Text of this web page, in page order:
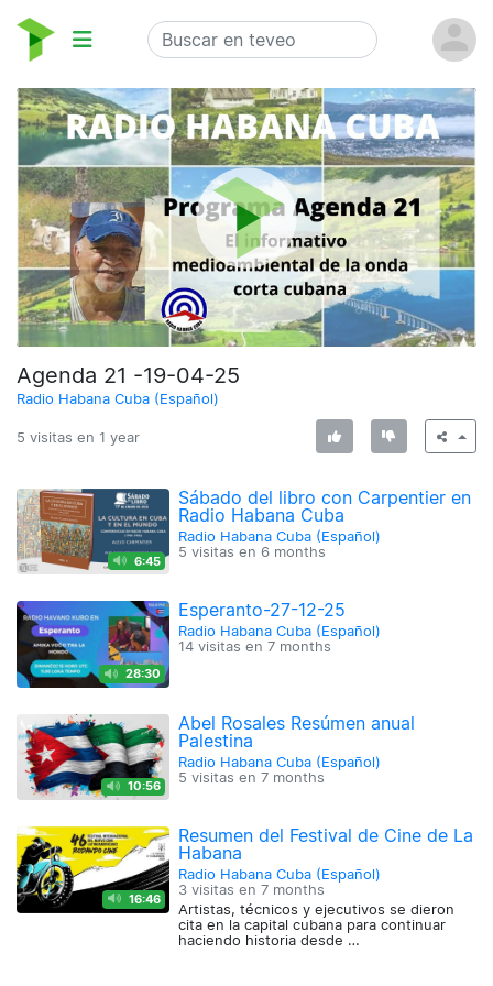
Agenda 21 -19-04-25
Radio Habana Cuba (Español)
5 visitas en 1 year
6:45
Sábado del libro con Carpentier en
Radio Habana Cuba
Radio Habana Cuba (Español)
5 visitas en 6 months
28:30
Esperanto-27-12-25
Radio Habana Cuba (Español)
14 visitas en7 months
10:56
Abel Rosales Resúmen anual
Palestina
Radio Habana Cuba (Español)
5 visitas en7 months
16:46
Resumen del Festival de Cine de La
Habana
Radio Habana Cuba (Español)
3 visitas en7 months
Artistas, técnicos y ejecutivos se dieron
cita en la capital cubana para continuar
haciendo historia desde …